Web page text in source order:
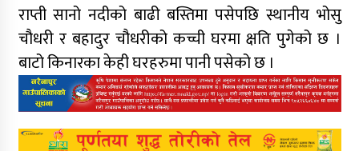
राप्ती सानो नदीको बाढी बस्तिमा पसेपछि स्थानीय भोसु
चौधरी र बहादुर चौधरीको कच्ची घरमा क्षति पुगेको छ ।
बाटो किनारका केही घरहरुमा पानी पसेको छ ।